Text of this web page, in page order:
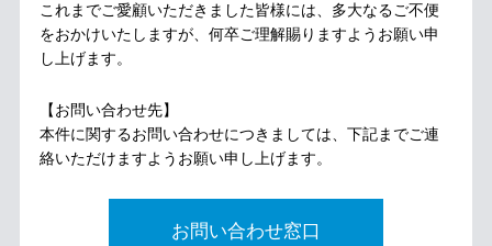
これまでご愛顧いただきました皆様には、多大なるご不便
をおかけいたしますが、何卒ご理解賜りますようお願い申
し上げます。
【お問い合わせ先】
本件に関するお問い合わせにつきましては、下記までご連
絡いただけますようお願い申し上げます。
お問い合わせ窓口